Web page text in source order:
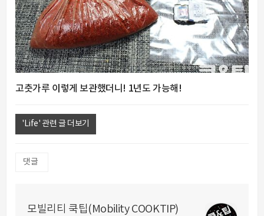
고춧가루 이렇게 보관했더니! 1년도 가능해!
'Life' 관련 글 더보기
댓글
모빌리티 쿡팁(Mobility COOKTIP)